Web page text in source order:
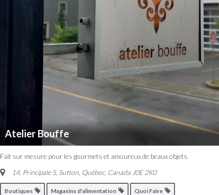
Atelier Bouffe
Fait sur mesure pour les gourmets et amoureux de beaux objets.
14, Principale S, Sutton, Québec, Canada J0E 2K0
Boutiques Magasins d'alimentation Quoi Faire